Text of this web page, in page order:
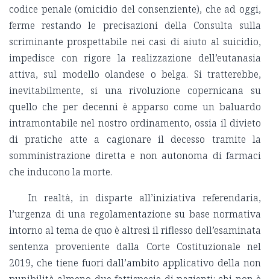
codice penale (omicidio del consenziente), che ad oggi,
ferme restando le precisazioni della Consulta sulla
scriminante prospettabile nei casi di aiuto al suicidio,
impedisce con rigore la realizzazione dell’eutanasia
attiva, sul modello olandese o belga. Si tratterebbe,
inevitabilmente, si una rivoluzione copernicana su
quello che per decenni è apparso come un baluardo
intramontabile nel nostro ordinamento, ossia il divieto
di pratiche atte a cagionare il decesso tramite la
somministrazione diretta e non autonoma di farmaci
che inducono la morte.
In realtà, in disparte all’iniziativa referendaria,
l’urgenza di una regolamentazione su base normativa
intorno al tema de quo è altresì il riflesso dell’esaminata
sentenza proveniente dalla Corte Costituzionale nel
2019, che tiene fuori dall’ambito applicativo della non